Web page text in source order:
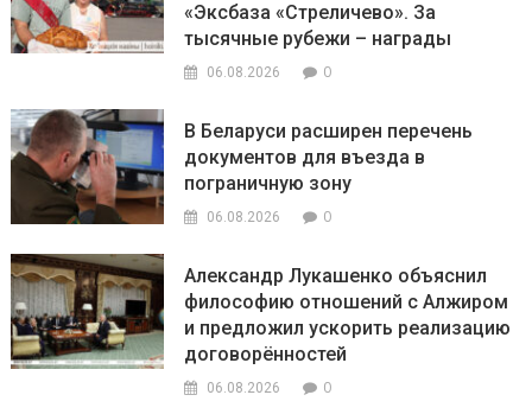
«Эксбаза «Стреличево». За
тысячные рубежи – награды
06.08.2026 0
В Беларуси расширен перечень
документов для въезда в
пограничную зону
06.08.2026 0
Александр Лукашенко объяснил
философию отношений с Алжиром
и предложил ускорить реализацию
договорённостей
06.08.2026 0